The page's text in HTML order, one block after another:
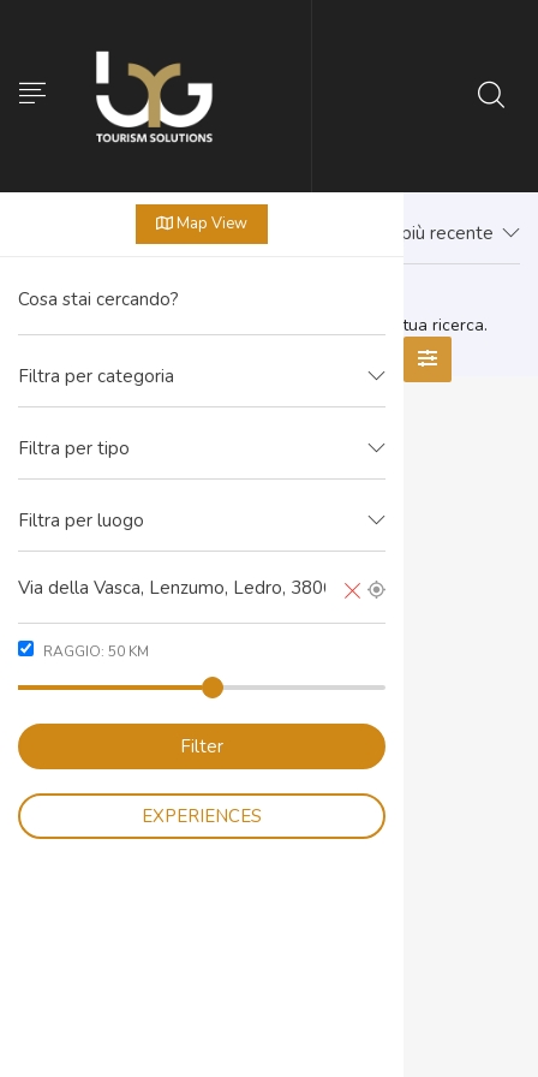
Map View
Filtra per categoria
Filtra per tipo
Filtra per luogo
RAGGIO: 50 KM
Filter
EXPERIENCES
Prima il più recente
Non sono presenti offerte corrispondenti alla tua ricerca.